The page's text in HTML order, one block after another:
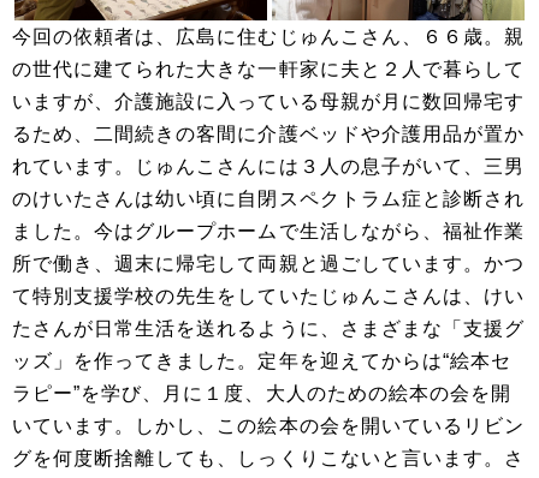
今回の依頼者は、広島に住むじゅんこさん、６６歳。親
の世代に建てられた大きな一軒家に夫と２人で暮らして
いますが、介護施設に入っている母親が月に数回帰宅す
るため、二間続きの客間に介護ベッドや介護用品が置か
れています。じゅんこさんには３人の息子がいて、三男
のけいたさんは幼い頃に自閉スペクトラム症と診断され
ました。今はグループホームで生活しながら、福祉作業
所で働き、週末に帰宅して両親と過ごしています。かつ
て特別支援学校の先生をしていたじゅんこさんは、けい
たさんが日常生活を送れるように、さまざまな「支援グ
ッズ」を作ってきました。定年を迎えてからは“絵本セ
ラピー”を学び、月に１度、大人のための絵本の会を開
いています。しかし、この絵本の会を開いているリビン
グを何度断捨離しても、しっくりこないと言います。さ